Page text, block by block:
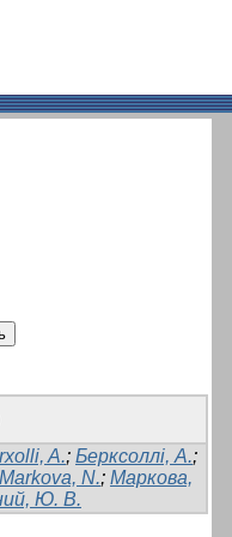
A.; Берксоллі, А.;
Markova, N.; Маркова,
Ю. В.